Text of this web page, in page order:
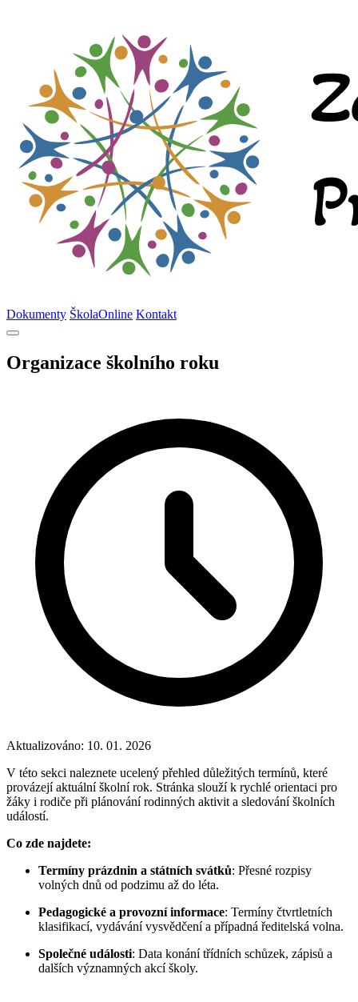
Dokumenty ŠkolaOnline Kontakt
Organizace školního roku
Aktualizováno: 10. 01. 2026
V této sekci naleznete ucelený přehled důležitých termínů, které
provázejí aktuální školní rok. Stránka slouží k rychlé orientaci pro
žáky i rodiče při plánování rodinných aktivit a sledování školních
událostí.
Co zde najdete:
Termíny prázdnin a státních svátků: Přesné rozpisy
volných dnů od podzimu až do léta.
Pedagogické a provozní informace: Termíny čtvrtletních
klasifikací, vydávání vysvědčení a případná ředitelská volna.
Společné události: Data konání třídních schůzek, zápisů a
dalších významných akcí školy.